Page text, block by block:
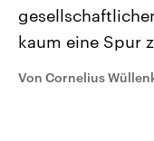
Landtagswahl
2026
Alle Informationen
September 2026
Landtag. Seit 2021
Bundesland von
kaum eine Spur
Von Cornelius